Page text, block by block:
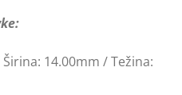
14.00mm / Težina: